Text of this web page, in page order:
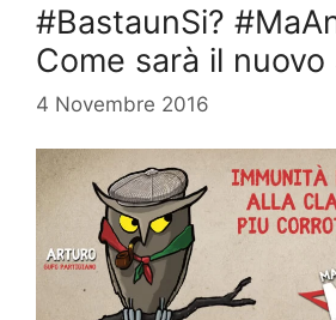
#BastaunSi?
Come sarà il nuovo
4 Novembre 2016